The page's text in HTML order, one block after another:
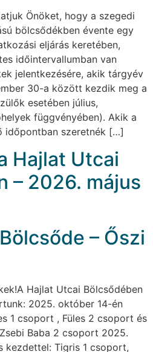
Önöket, hogy a szegedi
bölcsődékben évente egy
eljárás keretében,
időintervallumban van
jelentkezésére, akik tárgyév
30-a között kezdik meg a
esetében július,
függvényében). Akik a
időpontban szeretnék […]
Hajlat Utcai
– 2026. május
– Őszi
Hajlat Utcai Bölcsődében
2025. október 14-én
1 csoport , Füles 2 csoport és
Baba 2 csoport 2025.
kezdettel: Tigris 1 csoport,